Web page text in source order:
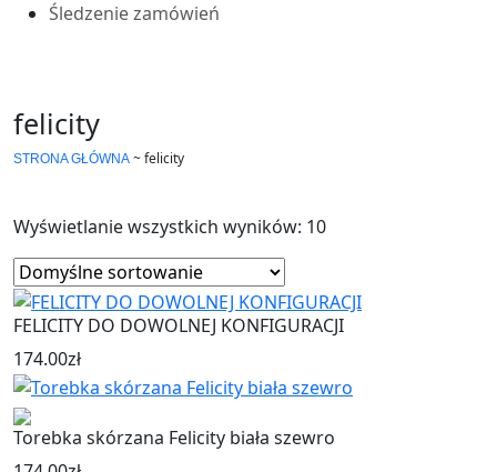
Śledzenie zamówień
felicity
STRONA GŁÓWNA ~felicity
Wyświetlanie wszystkich wyników: 10
FELICITY DO DOWOLNEJ KONFIGURACJI
174.00zł
Torebka skórzana Felicity biała szewro